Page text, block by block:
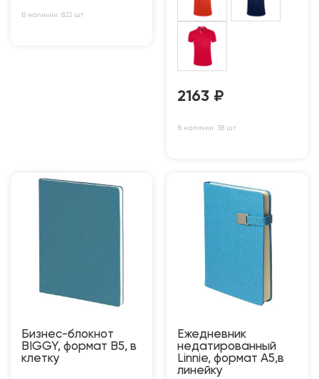
В наличии: 823 шт
2163 ₽
В наличии: 38 шт
Бизнес-блокнот
BIGGY, формат B5, в
клетку
Ежедневник
недатированный
Linnie, формат А5,в
линейку